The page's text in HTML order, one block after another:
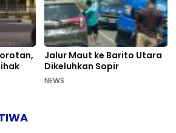
Jalur Maut ke Barito Utara
Dikeluhkan Sopir
NEWS